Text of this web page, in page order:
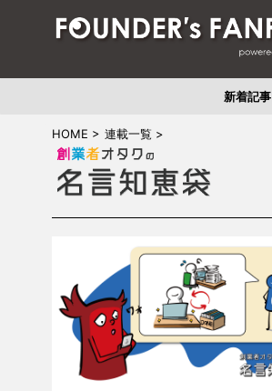
新着記事
HOME > 連載一覧 >